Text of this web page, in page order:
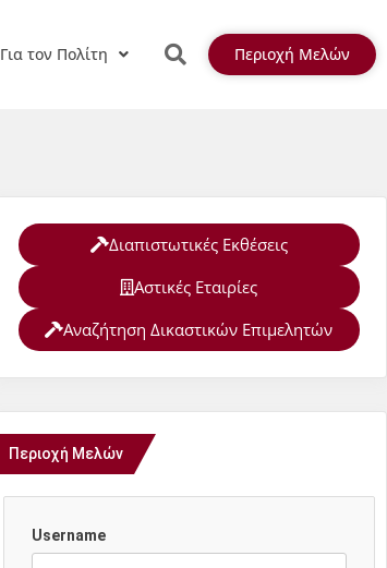
Για τον Πολίτη Περιοχή Μελών
Διαπιστωτικές Εκθέσεις
Αστικές Εταιρίες
Αναζήτηση Δικαστικών Επιμελητών
Περιοχή Μελών
Username